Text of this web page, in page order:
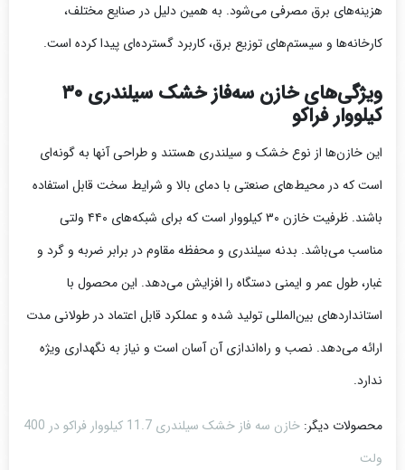
هزینه‌های برق مصرفی می‌شود. به همین دلیل در صنایع مختلف،
کارخانه‌ها و سیستم‌های توزیع برق، کاربرد گسترده‌ای پیدا کرده است.
ویژگی‌های خازن سه‌فاز خشک سیلندری ۳۰
کیلووار فراکو
این خازن‌ها از نوع خشک و سیلندری هستند و طراحی آنها به گونه‌ای
است که در محیط‌های صنعتی با دمای بالا و شرایط سخت قابل استفاده
باشند. ظرفیت خازن ۳۰ کیلووار است که برای شبکه‌های ۴۴۰ ولتی
مناسب می‌باشد. بدنه سیلندری و محفظه مقاوم در برابر ضربه و گرد و
غبار، طول عمر و ایمنی دستگاه را افزایش می‌دهد. این محصول با
استانداردهای بین‌المللی تولید شده و عملکرد قابل اعتماد در طولانی مدت
ارائه می‌دهد. نصب و راه‌اندازی آن آسان است و نیاز به نگهداری ویژه
ندارد.
محصولات دیگر:
خازن سه فاز خشک سیلندری 11.7 کیلووار فراکو در 400
ولت